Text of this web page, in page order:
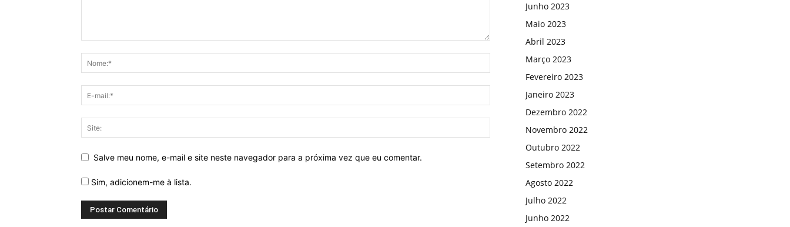
Salve meu nome, e-mail e site neste navegador para a próxima vez que eu comentar.
Sim, adicionem-me à lista.
Junho 2023
Maio 2023
Abril 2023
Março 2023
Fevereiro 2023
Janeiro 2023
Dezembro 2022
Novembro 2022
Outubro 2022
Setembro 2022
Agosto 2022
Julho 2022
Junho 2022